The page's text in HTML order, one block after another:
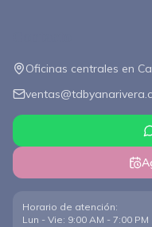
Oficinas centrales en
Horario de atención:
Lun - Vie: 9:00 AM - 7:00 PM